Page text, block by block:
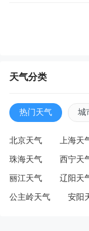
天气分类
热门天气 城
北京天气 上海天
珠海天气 西宁天
丽江天气 辽阳天
公主岭天气 安阳